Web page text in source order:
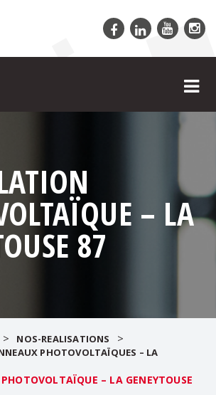
– LA
87
> NOS-REALISATIONS >
PHOTOVOLTAÏQUES – LA
– LA GENEYTOUSE